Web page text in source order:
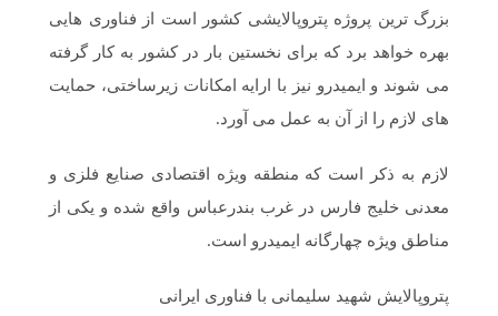
بزرگ ترین پروژه پتروپالایشی کشور است از فناوری هایی
بهره خواهد برد که برای نخستین بار در کشور به کار گرفته
می شوند و ایمیدرو نیز با ارایه امکانات زیرساختی، حمایت
های لازم را از آن به عمل می آورد.
لازم به ذکر است که منطقه ویژه اقتصادی صنایع فلزی و
معدنی خلیج فارس در غرب بندرعباس واقع شده و یکی از
مناطق ویژه چهارگانه ایمیدرو است.
پتروپالایش شهید سلیمانی با فناوری ایرانی